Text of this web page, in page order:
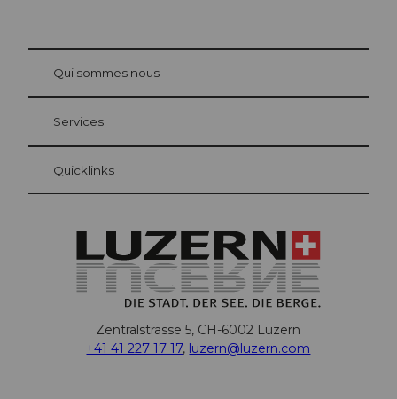
Carte d’hôte Lucerne
Vos avantages en tant qu'hôte pour la nuit
at Bre
Qui sommes nous
Services
Quicklinks
Zentralstrasse 5, CH-6002 Luzern
+41 41 227 17 17, luzern@luzern.com